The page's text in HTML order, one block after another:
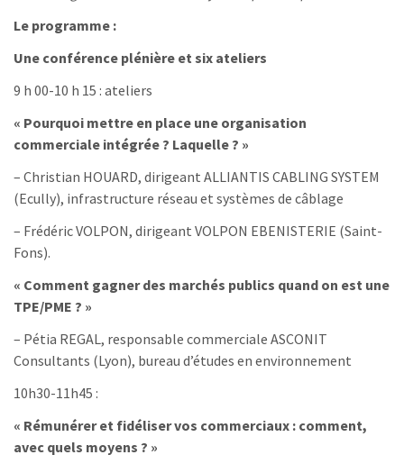
Le programme :
Une conférence plénière et six ateliers
9 h 00-10 h 15 : ateliers
« Pourquoi mettre en place une organisation
commerciale intégrée ? Laquelle ? »
– Christian HOUARD, dirigeant ALLIANTIS CABLING SYSTEM
(Ecully), infrastructure réseau et systèmes de câblage
– Frédéric VOLPON, dirigeant VOLPON EBENISTERIE (Saint-
Fons).
« Comment gagner des marchés publics quand on est une
TPE/PME ? »
– Pétia REGAL, responsable commerciale ASCONIT
Consultants (Lyon), bureau d’études en environnement
10h30-11h45 :
« Rémunérer et fidéliser vos commerciaux : comment,
avec quels moyens ? »